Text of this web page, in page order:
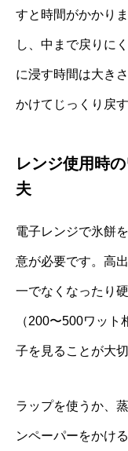
すと時間がかかり
し、中まで戻りに
に浸す時間は大き
かけてじっくり戻
レンジ使用時
夫
電子レンジで氷餅
意が必要です。高
一でなくなったり
（200〜500ワッ
子を見ることが大切
ラップを使うか、
ンペーパーをかけ